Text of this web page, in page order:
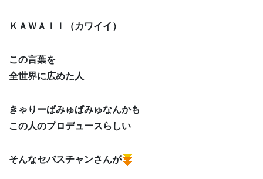
ＫＡＷＡＩＩ（カワイイ）
この言葉を
全世界に広めた人
きゃりーぱみゅぱみゅなんかも
この人のプロデュースらしい
そんなセバスチャンさんが